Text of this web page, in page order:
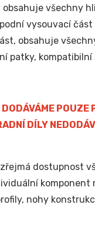
všechny
vysouvací
obsahuje
patky,
DÍLY
dostupnost
nohy